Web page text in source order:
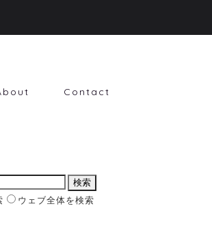
Contact
ウェブ全体を検索